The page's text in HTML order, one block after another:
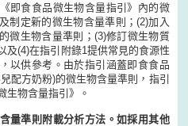
即食食品微生物含量指引》內的微
制定新的微生物含量準則；(2)加入
微生物含量準則；(3)修訂微生物質
及(4)在指引附錄1提供常見的食源性
以供參考。由於指引涵蓋即食食品
配方奶粉)的微生物含量準則，指引
生物含量指引》。
量準則附載分析方法。如採用其他